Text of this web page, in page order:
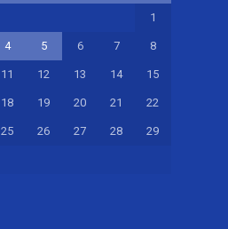
1
4 5 6 7 8
11 12 13 14 15
18 19 20 21 22
25 26 27 28 29